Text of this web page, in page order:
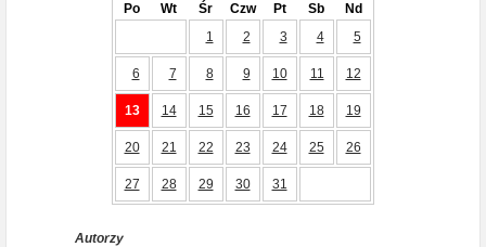
Po Wt Śr Czw Pt Sb
Nd
1
2 3 4 5
6 7 8 9 10 11 12
13 14 15 16 17 18 19
20 21 22 23 24 25 26
27 28 29 30 31
Autorzy